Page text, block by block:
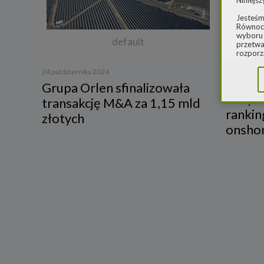
default
24 października 2024
Grupa Orlen sfinalizowała
transakcję M&A za 1,15 mld
złotych
Grupa
wyboru
2.